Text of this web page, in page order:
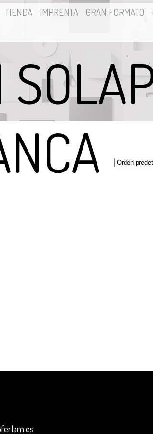
TIENDA IMPRENTA GRAN FORMATO